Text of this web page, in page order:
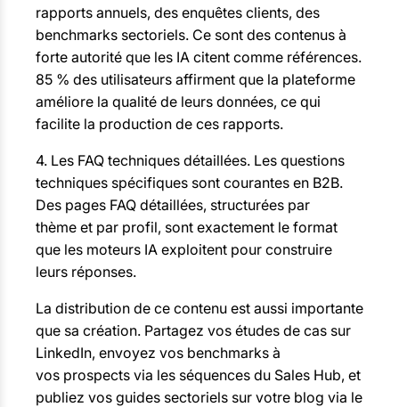
rapports annuels, des enquêtes clients, des
benchmarks sectoriels. Ce sont des contenus à
forte autorité que les IA citent comme références.
85 % des utilisateurs affirment que la plateforme
améliore la qualité de leurs données, ce qui
facilite la production de ces rapports.
4. Les FAQ techniques détaillées. Les questions
techniques spécifiques sont courantes en B2B.
Des pages FAQ détaillées, structurées par
thème et par profil, sont exactement le format
que les moteurs IA exploitent pour construire
leurs réponses.
La distribution de ce contenu est aussi importante
que sa création. Partagez vos études de cas sur
LinkedIn, envoyez vos benchmarks à
vos prospects via les séquences du Sales Hub, et
publiez vos guides sectoriels sur votre blog via le